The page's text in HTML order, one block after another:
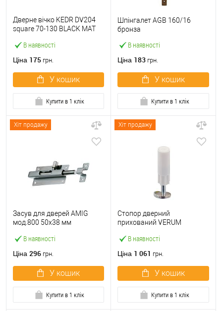
В наявності
Дверне вічко KEDR DV204
square 70-130 BLACK MAT
Ціна 175 грн.
У кошик
Купити в 1 клік
В наявності
Шпінгалет AGB 160/16
бронза
Ціна 183 грн.
У кошик
Купити в 1 клік
Хіт продажу
В наявності
Засув для дверей AMIG
мод.800 50x38 мм
Ціна 296 грн.
У кошик
Купити в 1 клік
Хіт продажу
В наявності
Стопор дверний
прихований VERUM
Ціна 1 061 грн.
У кошик
Купити в 1 клік